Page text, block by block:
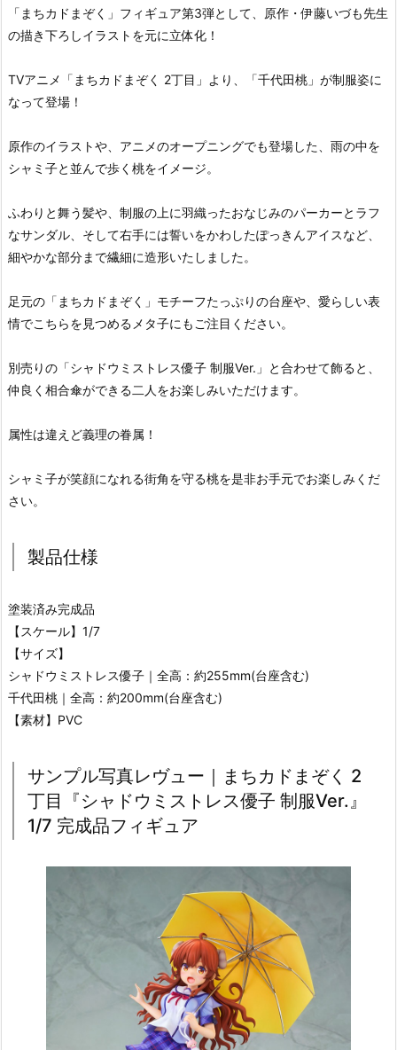
「まちカドまぞく」フィギュア第3弾として、原作・伊藤いづも先生
の描き下ろしイラストを元に立体化！
TVアニメ「まちカドまぞく 2丁目」より、「千代田桃」が制服姿に
なって登場！
原作のイラストや、アニメのオープニングでも登場した、雨の中を
シャミ子と並んで歩く桃をイメージ。
ふわりと舞う髪や、制服の上に羽織ったおなじみのパーカーとラフ
なサンダル、そして右手には誓いをかわしたぽっきんアイスなど、
細やかな部分まで繊細に造形いたしました。
足元の「まちカドまぞく」モチーフたっぷりの台座や、愛らしい表
情でこちらを見つめるメタ子にもご注目ください。
別売りの「シャドウミストレス優子 制服Ver.」と合わせて飾ると、
仲良く相合傘ができる二人をお楽しみいただけます。
属性は違えど義理の眷属！
シャミ子が笑顔になれる街角を守る桃を是非お手元でお楽しみくだ
さい。
製品仕様
塗装済み完成品
【スケール】1/7
【サイズ】
シャドウミストレス優子｜全高：約255mm(台座含む)
千代田桃｜全高：約200mm(台座含む)
【素材】PVC
サンプル写真レヴュー｜まちカドまぞく 2
丁目『シャドウミストレス優子 制服Ver.』
1/7 完成品フィギュア